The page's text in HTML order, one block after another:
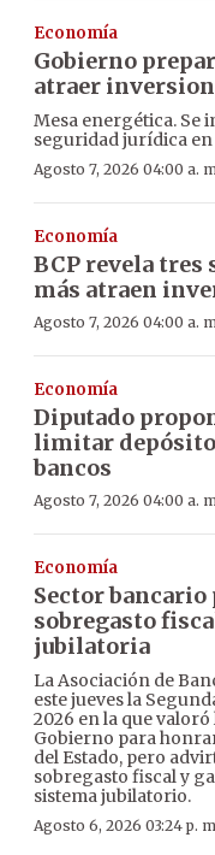
Economía
Gobierno
atraer
Mesa energética. Se
seguridad jurídica
Agosto 7, 2026 04:00 a.
Economía
BCP revela tres
más atraen
Agosto 7, 2026 04:00 a.
Economía
Diputado
limitar
bancos
Agosto 7, 2026 04:00 a.
Economía
Sector bancario
sobregasto
jubilatoria
La Asociación de
este jueves la
2026 en la que
Gobierno para
del Estado, pero
sobregasto fiscal y
sistema jubilatorio.
Agosto 6, 2026 03:24 p.